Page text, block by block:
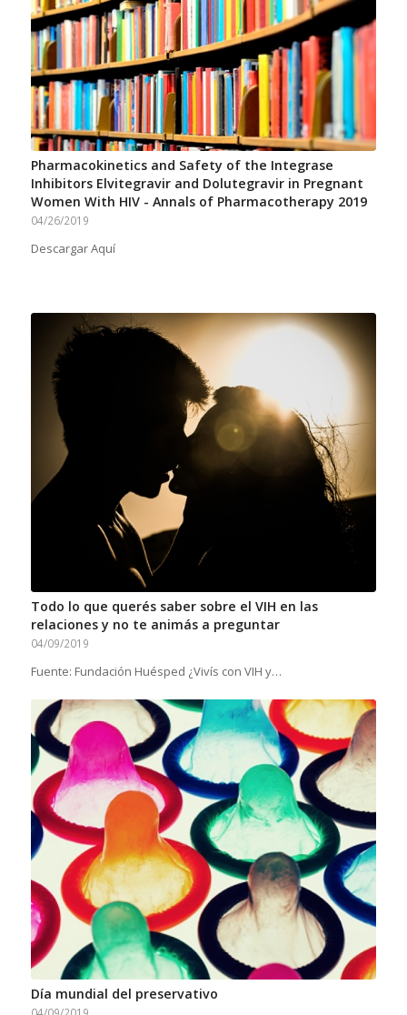
Pharmacokinetics and Safety of the Integrase
Inhibitors Elvitegravir and Dolutegravir in Pregnant
Women With HIV - Annals of Pharmacotherapy 2019
04/26/2019
Descargar Aquí
Todo lo que querés saber sobre el VIH en las
relaciones y no te animás a preguntar
04/09/2019
Fuente: Fundación Huésped ¿Vivís con VIH y…
Día mundial del preservativo